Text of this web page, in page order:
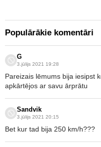
Populārākie komentāri
G
3.jūlijs 2021 19:28
Pareizais lēmums bija iesipst
apkārtējos ar savu ārprātu
Sandvik
3.jūlijs 2021 20:15
Bet kur tad bija 250 km/h???